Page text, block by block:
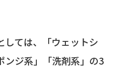
しては、「ウェットシ
ンジ系」「洗剤系」の3